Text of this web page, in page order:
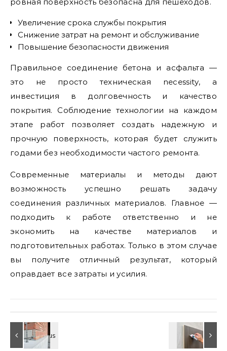
Увеличение срока службы покрытия
Снижение затрат на ремонт и обслуживание
Повышение безопасности движения
Правильное соединение бетона и асфальта —
это не просто техническая necessity, а
инвестиция в долговечность и качество
покрытия. Соблюдение технологии на каждом
этапе работ позволяет создать надежную и
прочную поверхность, которая будет служить
годами без необходимости частого ремонта.
Современные материалы и методы дают
возможность успешно решать задачу
соединения различных материалов. Главное —
подходить к работе ответственно и не
экономить на качестве материалов и
подготовительных работах. Только в этом случае
вы получите отличный результат, который
оправдает все затраты и усилия.